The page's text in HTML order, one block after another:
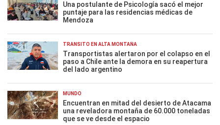
Una postulante de Psicología sacó el mejor
puntaje para las residencias médicas de
Mendoza
TRÁNSITO EN ALTA MONTAÑA
Transportistas alertaron por el colapso en el
paso a Chile ante la demora en su reapertura
del lado argentino
MUNDO
Encuentran en mitad del desierto de Atacama
una reveladora montaña de 60.000 toneladas
que se ve desde el espacio